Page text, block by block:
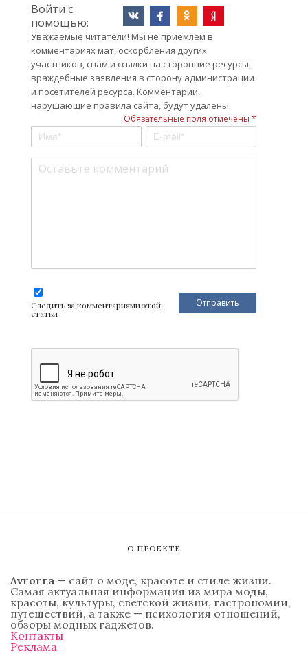
Войти с
помощью:
Уважаемые читатели! Мы не приемлем в
комментариях мат, оскорбления других
участников, спам и ссылки на сторонние ресурсы,
враждебные заявления в сторону администрации
и посетителей ресурса. Комментарии,
нарушающие правила сайта, будут удалены.
Обязательные поля отмечены *
Следить за комментариями этой
статьи
О ПРОЕКТЕ
Avrorra — сайт о моде, красоте и стиле жизни.
Самая актуальная информация из мира моды,
красоты, культуры, светской жизни, гастрономии,
путешествий, а также — психология отношений,
обзоры модных гаджетов.
Контакты
Реклама